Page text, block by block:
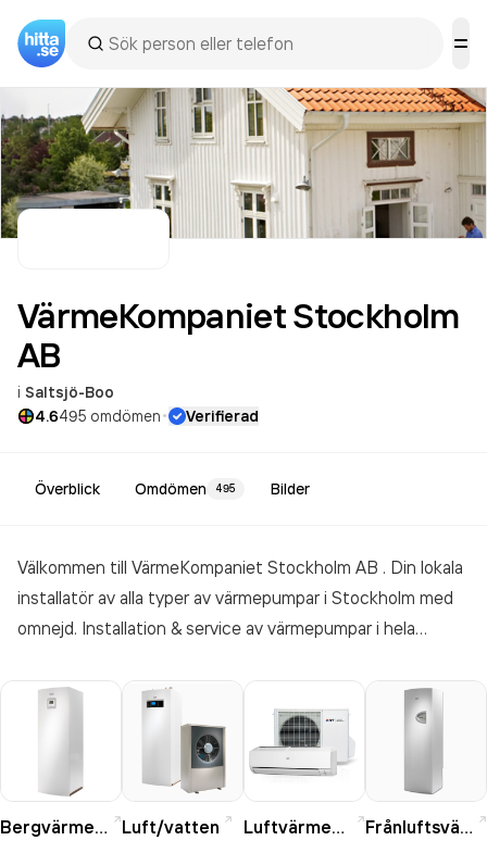
VärmeKompaniet Stockholm
AB
i Saltsjö-Boo
4.6495 omdömen· Verifierad
Överblick Omdömen 495 Bilder
Välkommen till VärmeKompaniet Stockholm AB . Din lokala
installatör av alla typer av värmepumpar i Stockholm med
omnejd. Installation & service av värmepumpar i hela
Vi är en auktoriserad återförsäljare och installatör för IVT’s
heltäckande program av värmepumpar inom bergvärme,
luft/vatten, luft/luft och frånluft. VärmeKompaniet
Stockholm AB erbjuder våra kunder i Nacka och Värmdö
totalentreprenad, vilket innebär att vi tar helhetsansvaret
för din installation!
Bergvärmepump Luft/vatten Luftvärmepump Frånluftsvärmepump